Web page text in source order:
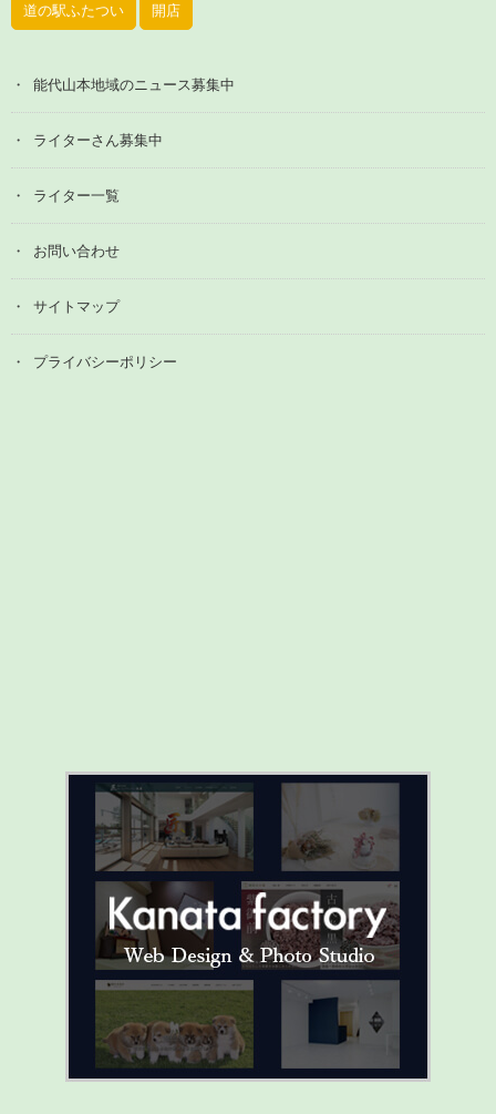
道の駅ふたつい 開店
能代山本地域のニュース募集中
ライターさん募集中
ライター一覧
お問い合わせ
サイトマップ
プライバシーポリシー